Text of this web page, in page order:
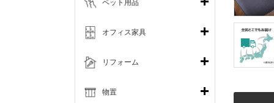
ペット用品
オフィス家具
リフォーム
物置